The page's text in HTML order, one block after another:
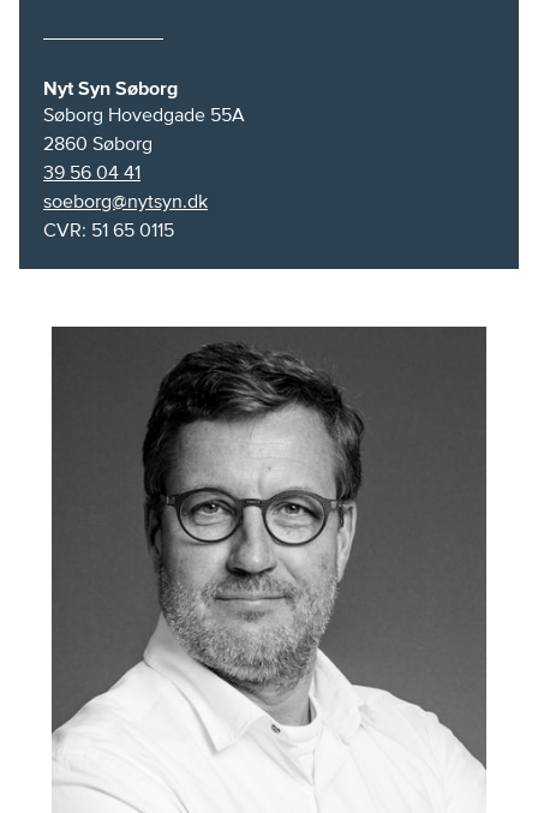
Nyt Syn Søborg
Søborg Hovedgade 55A
2860 Søborg
39 56 04 41
soeborg@nytsyn.dk
CVR: 51 65 0115